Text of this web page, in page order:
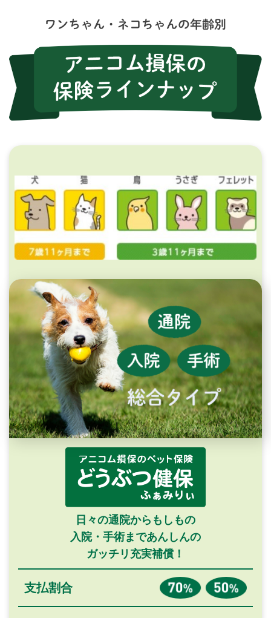
日々の通院からもしもの
入院・手術まであんしんの
ガッチリ充実補償！
支払割合